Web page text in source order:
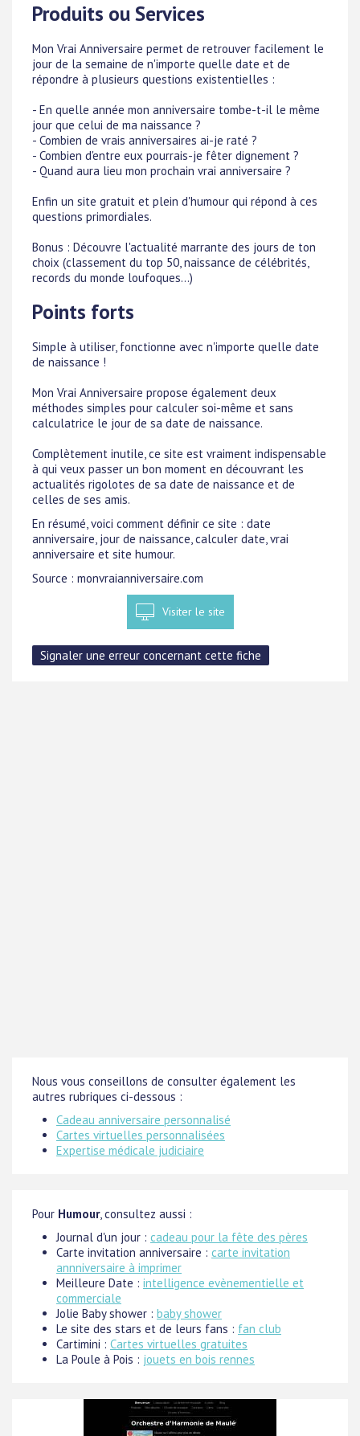
Produits ou Services
Mon Vrai Anniversaire permet de retrouver facilement le
jour de la semaine de n'importe quelle date et de
répondre à plusieurs questions existentielles :
- En quelle année mon anniversaire tombe-t-il le même
jour que celui de ma naissance ?
- Combien de vrais anniversaires ai-je raté ?
- Combien d'entre eux pourrais-je fêter dignement ?
- Quand aura lieu mon prochain vrai anniversaire ?
Enfin un site gratuit et plein d'humour qui répond à ces
questions primordiales.
Bonus : Découvre l'actualité marrante des jours de ton
choix (classement du top 50, naissance de célébrités,
records du monde loufoques...)
Points forts
Simple à utiliser, fonctionne avec n'importe quelle date
de naissance !
Mon Vrai Anniversaire propose également deux
méthodes simples pour calculer soi-même et sans
calculatrice le jour de sa date de naissance.
Complètement inutile, ce site est vraiment indispensable
à qui veux passer un bon moment en découvrant les
actualités rigolotes de sa date de naissance et de
celles de ses amis.
En résumé, voici comment définir ce site : date
anniversaire, jour de naissance, calculer date, vrai
anniversaire et site humour.
Source : monvraianniversaire.com
Visiter le site
Nous vous conseillons de consulter également les
autres rubriques ci-dessous :
Cadeau anniversaire personnalisé
Cartes virtuelles personnalisées
Expertise médicale judiciaire
Pour Humour, consultez aussi :
Journal d'un jour : cadeau pour la fête des pères
Carte invitation anniversaire : carte invitation
annniversaire à imprimer
Meilleure Date : intelligence evènementielle et
commerciale
Jolie Baby shower : baby shower
Le site des stars et de leurs fans : fan club
Cartimini : Cartes virtuelles gratuites
La Poule à Pois : jouets en bois rennes